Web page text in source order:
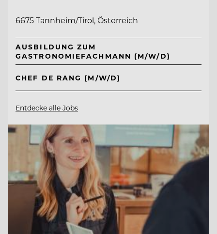
6675 Tannheim/Tirol, Österreich
AUSBILDUNG ZUM
GASTRONOMIEFACHMANN (M/W/D)
CHEF DE RANG (M/W/D)
Entdecke alle Jobs